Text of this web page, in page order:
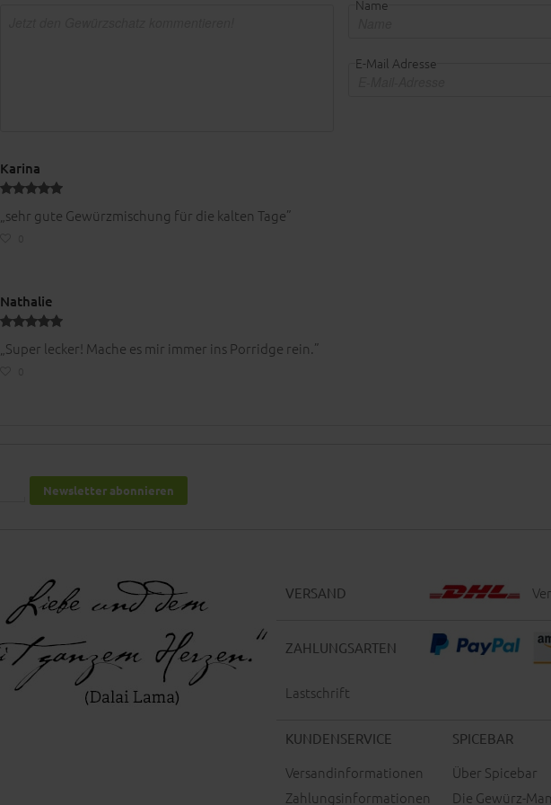
Name
E-Mail Adresse
Karina
„sehr gute Gewürzmischung für die kalten Tage”
Nathalie
„Super lecker! Mache es mir immer ins Porridge rein.”
Newsletter abonnieren
VERSAND
ZAHLUNGSARTEN
Lastschrift
KUNDENSERVICE
Versandinformationen
Zahlungsinformationen
SPICEBAR
Über Spicebar
Die Gewürz-